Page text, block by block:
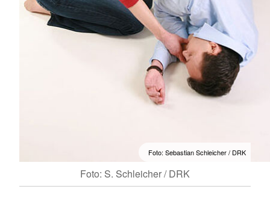
Foto: Sebastian Schleicher / DRK
Foto: S. Schleicher / DRK